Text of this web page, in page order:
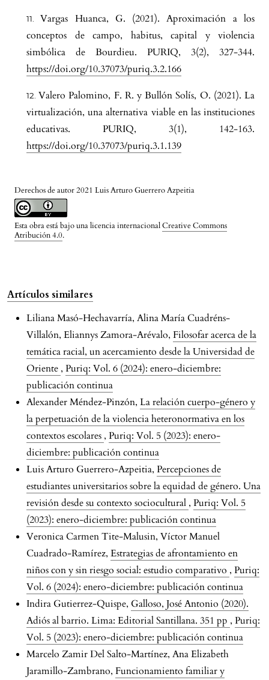
Derechos de autor 2021 Luis Arturo Guerrero Azpeitia
Esta obra está bajo una licencia internacionalCreative Commons
Atribución 4.0.
Vargas Huanca, G. (2021). Aproximación a los
conceptos de campo, habitus, capital y violencia
simbólica de Bourdieu. PURIQ, 3(2), 327-344.
https://doi.org/10.37073/puriq.3.2.166
Valero Palomino, F. R. y Bullón Solís, O. (2021). La
virtualización, una alternativa viable en las instituciones
educativas. PURIQ, 3(1), 142-163.
https://doi.org/10.37073/puriq.3.1.139
Artículos similares
Liliana Masó-Hechavarría, Alina María Cuadréns-
Villalón, Eliannys Zamora-Arévalo, Filosofar acerca de la
temática racial, un acercamiento desde la Universidad de
Oriente , Puriq: Vol. 6 (2024): enero-diciembre:
publicación continua
Alexander Méndez-Pinzón, La relación cuerpo-género y
la perpetuación de la violencia heteronormativa en los
contextos escolares , Puriq: Vol. 5 (2023): enero-
diciembre: publicación continua
Luis Arturo Guerrero-Azpeitia, Percepciones de
estudiantes universitarios sobre la equidad de género. Una
revisión desde su contexto sociocultural , Puriq: Vol. 5
(2023): enero-diciembre: publicación continua
Veronica Carmen Tite-Malusin, Víctor Manuel
Cuadrado-Ramírez, Estrategias de afrontamiento en
niños con y sin riesgo social: estudio comparativo , Puriq:
Vol. 6 (2024): enero-diciembre: publicación continua
Indira Gutierrez-Quispe, Galloso, José Antonio (2020).
Adiós al barrio. Lima: Editorial Santillana. 351 pp , Puriq:
Vol. 5 (2023): enero-diciembre: publicación continua
Marcelo Zamir Del Salto-Martínez, Ana Elizabeth
Jaramillo-Zambrano, Funcionamiento familiar y